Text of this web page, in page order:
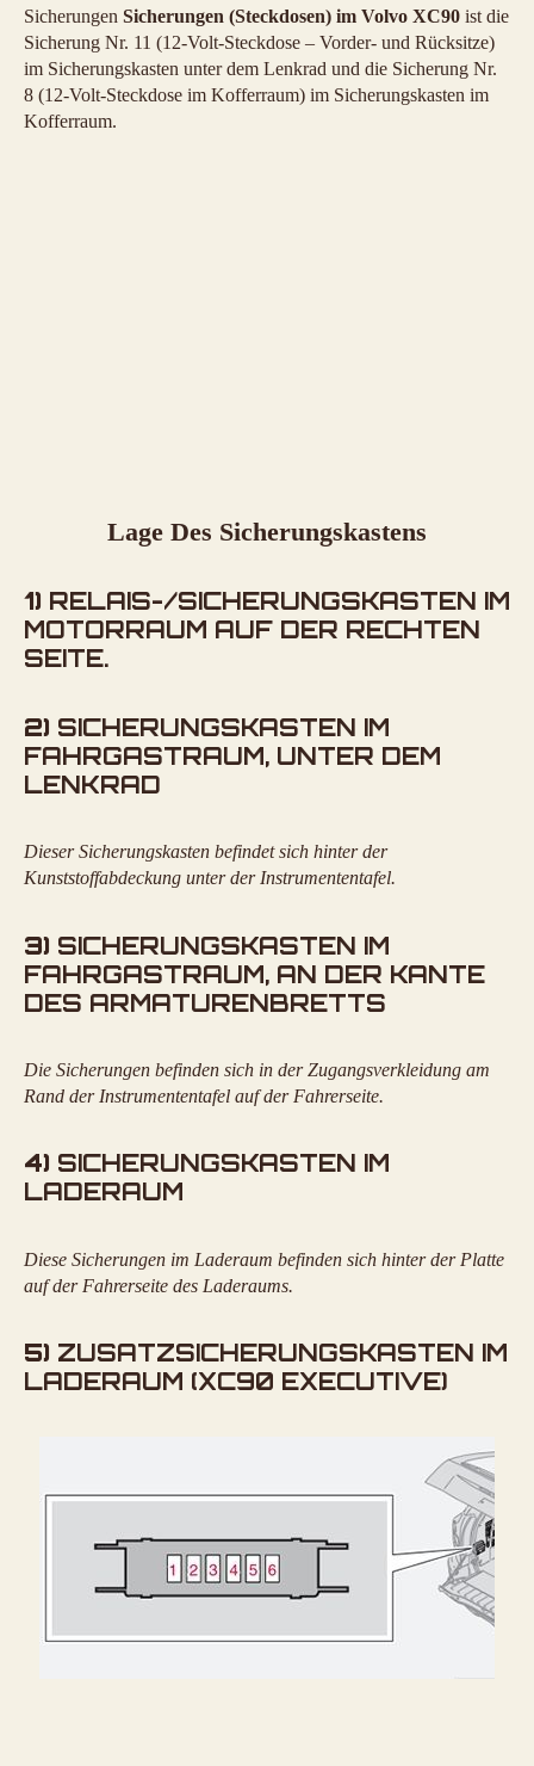
Sicherungen Sicherungen (Steckdosen) im Volvo XC90 ist die
Sicherung Nr. 11 (12-Volt-Steckdose – Vorder- und Rücksitze)
im Sicherungskasten unter dem Lenkrad und die Sicherung Nr.
8 (12-Volt-Steckdose im Kofferraum) im Sicherungskasten im
Kofferraum.
Lage Des Sicherungskastens
1) RELAIS-/SICHERUNGSKASTEN IM
MOTORRAUM AUF DER RECHTEN
SEITE.
2) SICHERUNGSKASTEN IM
FAHRGASTRAUM, UNTER DEM
LENKRAD
Dieser Sicherungskasten befindet sich hinter der
Kunststoffabdeckung unter der Instrumententafel.
3) SICHERUNGSKASTEN IM
FAHRGASTRAUM, AN DER KANTE
DES ARMATURENBRETTS
Die Sicherungen befinden sich in der Zugangsverkleidung am
Rand der Instrumententafel auf der Fahrerseite.
4) SICHERUNGSKASTEN IM
LADERAUM
Diese Sicherungen im Laderaum befinden sich hinter der Platte
auf der Fahrerseite des Laderaums.
5) ZUSATZSICHERUNGSKASTEN IM
LADERAUM (XC90 EXECUTIVE)